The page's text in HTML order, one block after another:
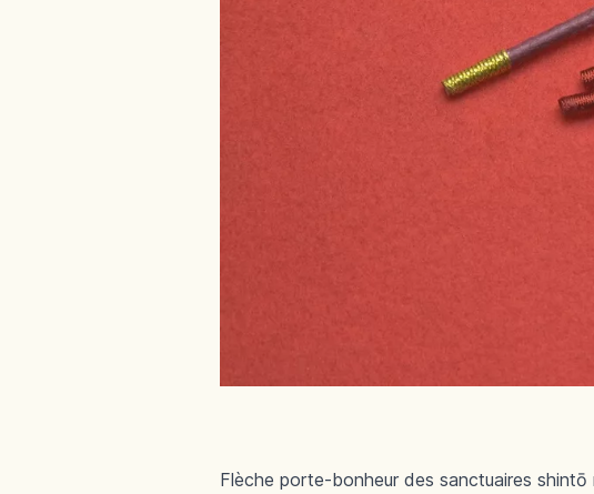
Flèche porte-bonheur des sanctuaires